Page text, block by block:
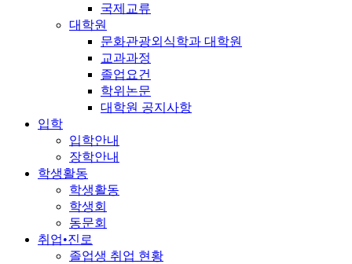
국제교류
대학원
문화관광외식학과 대학원
교과과정
졸업요건
학위논문
대학원 공지사항
입학
입학안내
장학안내
학생활동
학생활동
학생회
동문회
취업•진로
졸업생 취업 현황